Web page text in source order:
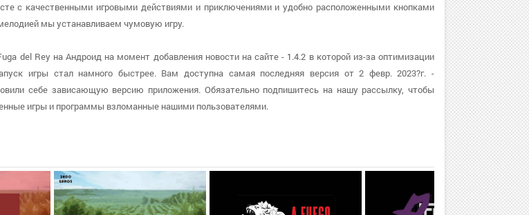
с качественными игровыми действиями и приключениями и удобно расположенными кнопками
мы устанавливаем чумовую игру.
del Rey на Андроид на момент добавления новости на сайте - 1.4.2 в которой из-за оптимизации
игры стал намного быстрее. Вам доступна самая последняя версия от 2 февр. 2023?г. -
себе зависающую версию приложения. Обязательно подпишитесь на нашу рассылку, чтобы
игры и программы взломанные нашими пользователями.